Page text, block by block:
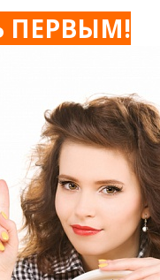
ПЕРВЫМ!